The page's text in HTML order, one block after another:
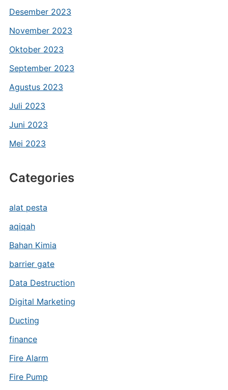
Desember 2023
November 2023
Oktober 2023
September 2023
Agustus 2023
Juli 2023
Juni 2023
Mei 2023
Categories
alat pesta
aqiqah
Bahan Kimia
barrier gate
Data Destruction
Digital Marketing
Ducting
finance
Fire Alarm
Fire Pump